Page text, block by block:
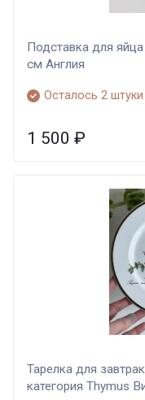
Подставка для
cм Англия
Осталось 2 штуки
1 500 ₽
Тарелка для
категория Thymus